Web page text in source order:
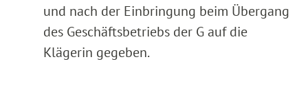
und nach der Einbringung beim Übergang
des Geschäftsbetriebs der G auf die
Klägerin gegeben.